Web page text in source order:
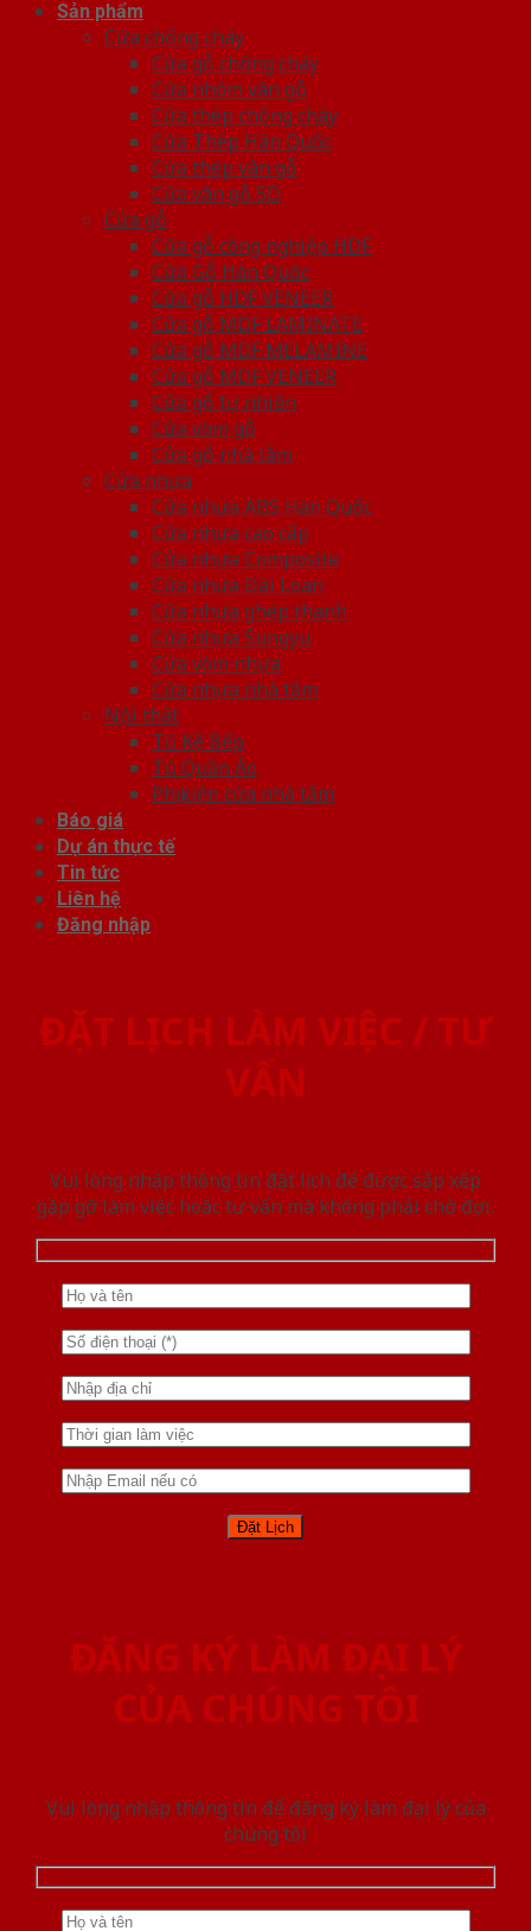
Sản phẩm
Cửa chống cháy
Cửa gỗ chống cháy
Cửa nhôm vân gỗ
Cửa thép chống cháy
Cửa Thép Hàn Quốc
Cửa thép vân gỗ
Cửa vân gỗ 5D
Cửa gỗ
Cửa gỗ công nghiệp HDF
Cửa Gỗ Hàn Quốc
Cửa gỗ HDF VENEER
Cửa gỗ MDF LAMINATE
Cửa gỗ MDF MELAMINE
Cửa gỗ MDF VENEER
Cửa gỗ tự nhiên
Cửa vòm gỗ
Cửa gỗ nhà tắm
Cửa nhựa
Cửa nhựa ABS Hàn Quốc
Cửa nhựa cao cấp
Cửa nhựa Composite
Cửa nhựa Đài Loan
Cửa nhựa ghép thanh
Cửa nhựa Sungyu
Cửa vòm nhựa
Cửa nhựa nhà tắm
Nội thất
Tủ Kệ Bếp
Tủ Quần Áo
Phụ kiện cửa nhà tắm
Báo giá
Dự án thực tế
Tin tức
Liên hệ
Đăng nhập
ĐẶT LỊCH LÀM VIỆC / TƯ
VẤN
Vui lòng nhập thông tin đặt lịch để được sắp xếp
gặp gỡ làm việc hoăc tư vấn mà không phải chờ đợi.
ĐĂNG KÝ LÀM ĐẠI LÝ
CỦA CHÚNG TÔI
Vui lòng nhập thông tin để đăng ký làm đại lý của
chúng tôi